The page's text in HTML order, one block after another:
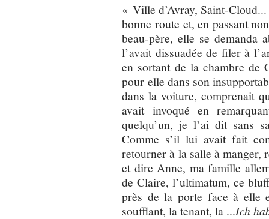
« Ville d’Avray, Saint-
bonne route et, en passant
beau-père, elle se demanda
l’avait dissuadée de filer à
en sortant de la chambre de
pour elle dans son
dans la voiture, comprenait
avait invoqué en
quelqu’un, je l’ai dit sans
Comme s’il lui avait fait
retourner à la salle à manger,
et dire Anne, ma famille
de Claire, l’ultimatum, ce
près de la porte face à elle
soufflant, la tenant, la ...Ich